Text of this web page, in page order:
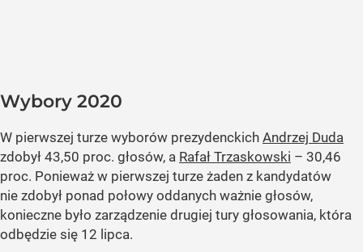
Wybory 2020
W pierwszej turze wyborów prezydenckich Andrzej Duda
zdobył 43,50 proc. głosów, a Rafał Trzaskowski – 30,46
proc. Ponieważ w pierwszej turze żaden z kandydatów
nie zdobył ponad połowy oddanych ważnie głosów,
konieczne było zarządzenie drugiej tury głosowania, która
odbędzie się 12 lipca.